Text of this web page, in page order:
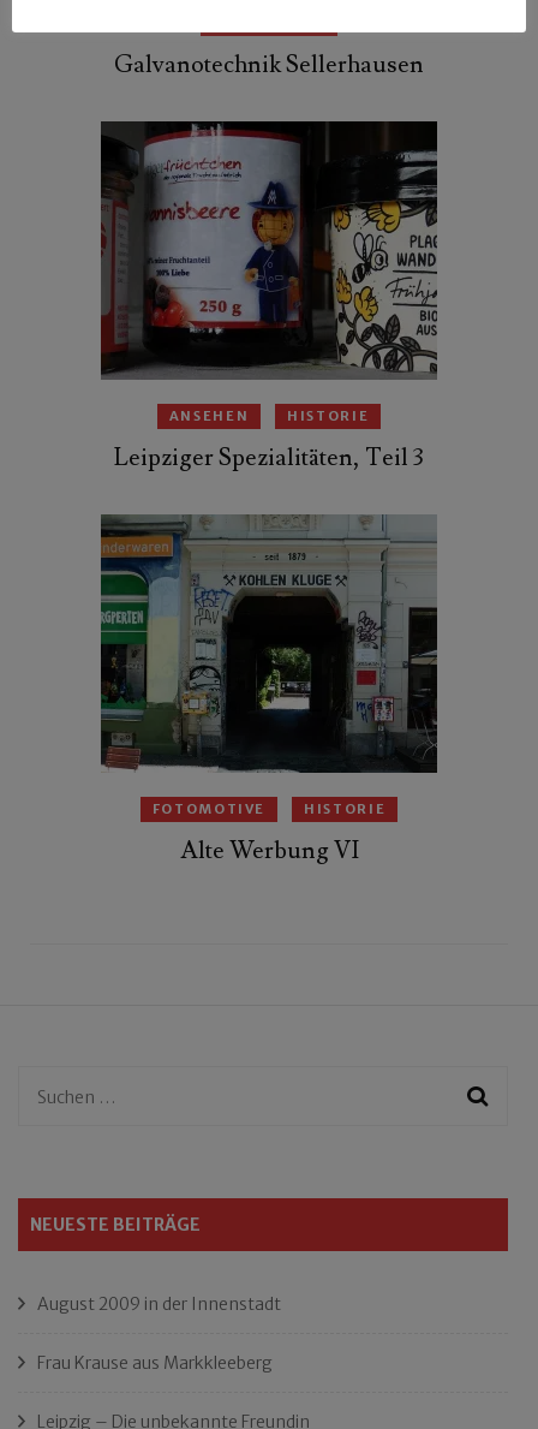
Galvanotechnik Sellerhausen
ANSEHEN HISTORIE
Leipziger Spezialitäten, Teil 3
FOTOMOTIVE HISTORIE
Alte Werbung VI
Suchen
NEUESTE BEITRÄGE
August 2009 in der Innenstadt
Frau Krause aus Markkleeberg
Leipzig – Die unbekannte Freundin